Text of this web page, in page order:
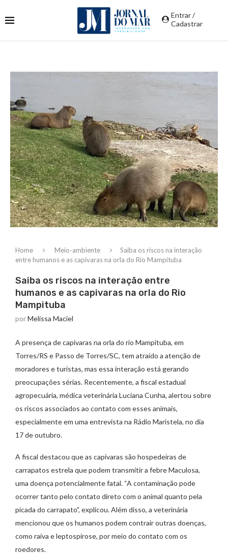
Entrar /
Cadastrar
Home Meio-ambiente
Saiba os riscos na interação
entre humanos e as capivaras na orla do Rio Mampituba
Saiba os riscos na interação entre
humanos e as capivaras na orla do Rio
Mampituba
porMelissa Maciel
A presença de capivaras na orla do rio Mampituba, em
Torres/RS e Passo de Torres/SC, tem atraído a atenção de
moradores e turistas, mas essa interação está gerando
preocupações sérias. Recentemente, a fiscal estadual
agropecuária, médica veterinária Luciana Cunha, alertou sobre
os riscos associados ao contato com esses animais,
especialmente em uma entrevista na Rádio Maristela, no dia
17 de outubro.
A fiscal destacou que as capivaras são hospedeiras de
carrapatos estrela que podem transmitir a febre Maculosa,
uma doença potencialmente fatal. “A contaminação pode
ocorrer tanto pelo contato direto com o animal quanto pela
picada do carrapato”, explicou. Além disso, a veterinária
mencionou que os humanos podem contrair outras doenças,
como raiva e leptospirose, por meio do contato com os
roedores.